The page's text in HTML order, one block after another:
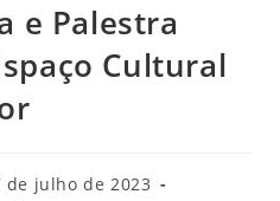
e Palestra
Cultural
de julho de 2023